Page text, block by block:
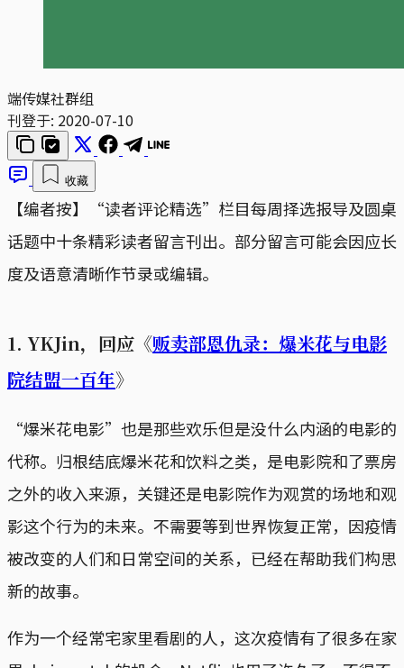
端传媒社群组
刊登于: 2020-07-10
收藏
【编者按】“读者评论精选”栏目每周择选报导及圆桌
话题中十条精彩读者留言刊出。部分留言可能会因应长
度及语意清晰作节录或编辑。
1. YKJin，回应《贩卖部恩仇录：爆米花与电影
院结盟一百年》
“爆米花电影”也是那些欢乐但是没什么内涵的电影的
代称。归根结底爆米花和饮料之类，是电影院和了票房
之外的收入来源，关键还是电影院作为观赏的场地和观
影这个行为的未来。不需要等到世界恢复正常，因疫情
被改变的人们和日常空间的关系，已经在帮助我们构思
新的故事。
作为一个经常宅家里看剧的人，这次疫情有了很多在家